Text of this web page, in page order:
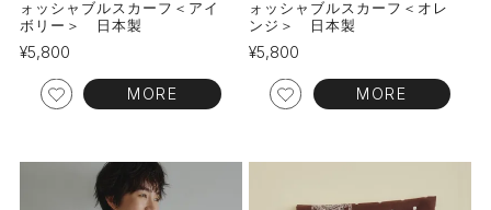
ォッシャブルスカーフ＜アイ
ボリー＞ 日本製
¥5,800
MORE
ォッシャブルスカーフ＜オレ
ンジ＞ 日本製
¥5,800
MORE